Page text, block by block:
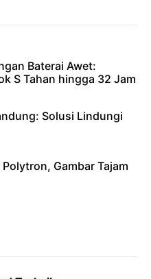
Baterai Awet:
S Tahan hingga 32 Jam
Solusi Lindungi
Gambar Tajam